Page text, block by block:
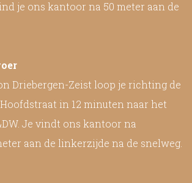
je ons kantoor na 50 meter aan de
Driebergen-Zeist loop je richting de
in 12 minuten naar het
Je vindt ons kantoor na
aan de linkerzijde na de snelweg.